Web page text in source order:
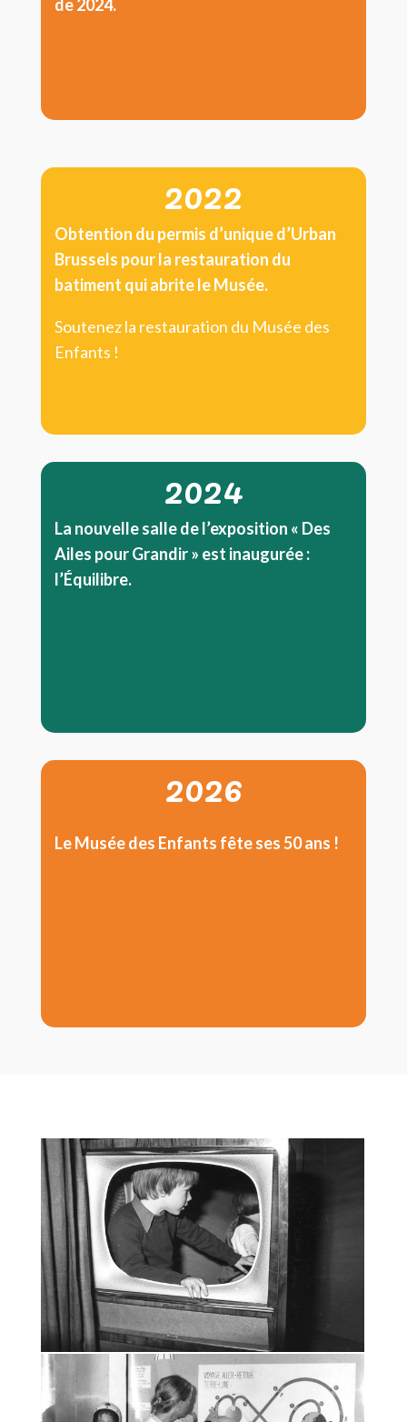
de 2024.
2022
Obtention du permis d’unique d’Urban
Brussels pour la restauration du
batiment qui abrite le Musée.
Soutenez la restauration du Musée des
Enfants !
2024
La nouvelle salle de l’exposition « Des
Ailes pour Grandir » est inaugurée :
l’Équilibre.
2026
Le Musée des Enfants fête ses 50 ans !